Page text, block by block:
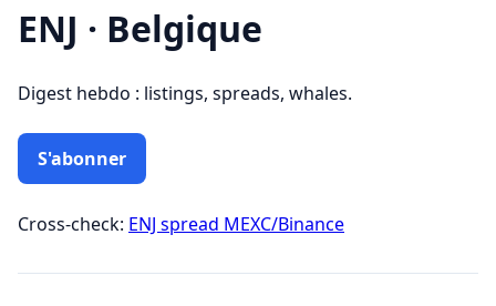
ENJ · Belgique
Digest hebdo : listings, spreads, whales.
S'abonner
Cross-check: ENJ spread MEXC/Binance